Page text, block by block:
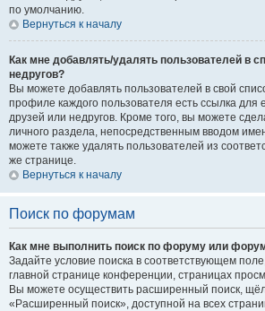
по умолчанию.
Вернуться к началу
Как мне добавлять/удалять пользователей в
недругов?
Вы можете добавлять пользователей в свой
профиле каждого пользователя есть ссылка для
друзей или недругов. Кроме того, вы можете
личного раздела, непосредственным вводом
можете также удалять пользователей из
же странице.
Вернуться к началу
Поиск по форумам
Как мне выполнить поиск по форуму или
Задайте условие поиска в соответствующем
главной странице конференции, страницах
Вы можете осуществить расширенный поиск,
«Расширенный поиск», доступной на всех